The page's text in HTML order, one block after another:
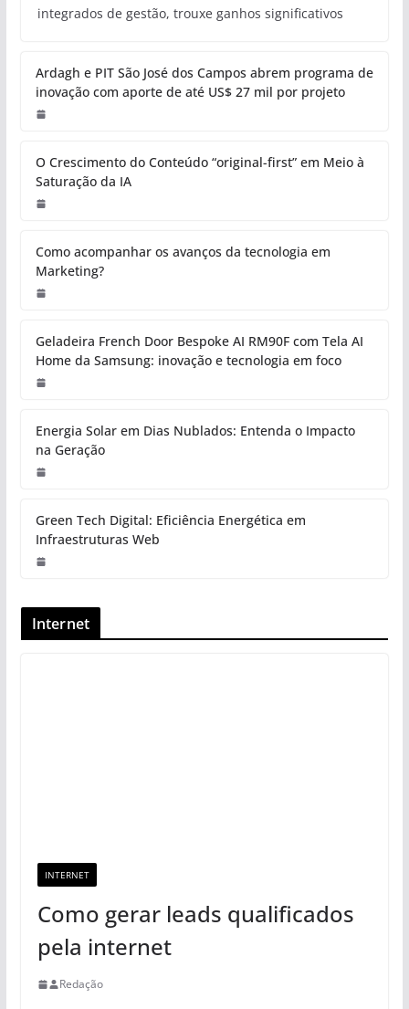
integrados de gestão, trouxe ganhos significativos
Ardagh e PIT São José dos Campos abrem programa de
inovação com aporte de até US$ 27 mil por projeto
O Crescimento do Conteúdo “original-first” em Meio à
Saturação da IA
Como acompanhar os avanços da tecnologia em
Marketing?
Geladeira French Door Bespoke AI RM90F com Tela AI
Home da Samsung: inovação e tecnologia em foco
Energia Solar em Dias Nublados: Entenda o Impacto
na Geração
Green Tech Digital: Eficiência Energética em
Infraestruturas Web
Internet
INTERNET
Como gerar leads qualificados
pela internet
Redação